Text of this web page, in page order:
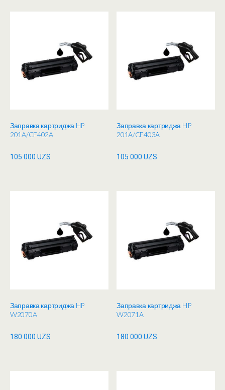
Заправка картриджа HP
201A/CF402A
105 000 UZS
Заправка картриджа HP
201A/CF403A
105 000UZS
Заправка картриджа HP
W2070A
180 000 UZS
Заправка картриджа HP
W2071A
180 000UZS